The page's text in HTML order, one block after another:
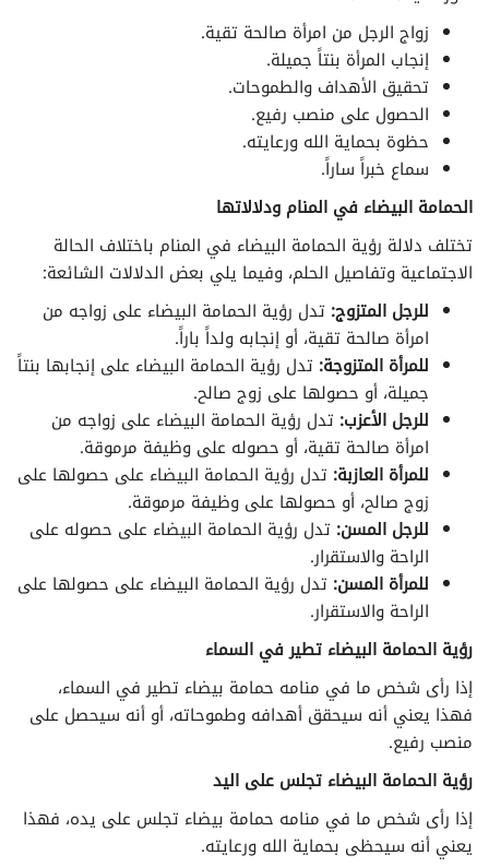
تفسير الأحلام لابن سيرين حرف الزاء
تفسير الأحلام لابن سيرين حرف السين
تفسير الأحلام لابن سيرين حرف الشين
تفسير الأحلام لابن سيرين حرف الصاد
تفسير الأحلام لابن سيرين حرف الضاد
تفسير الأحلام لابن سيرين حرف الطاء
تفسير الأحلام لابن سيرين حرف الظاء
تفسير الأحلام لابن سيرين حرف العين
تفسير الأحلام لابن سيرين حرف الغين
تفسير الأحلام لابن سيرين حرف الفاء
تفسير الأحلام لابن سيرين حرف القاف
تفسير الأحلام لابن سيرين حرف الكاف
تفسير الأحلام لابن سيرين حرف اللام
تفسير الأحلام لابن سيرين حرف الميم
تفسير الأحلام لابن سيرين حرف النون
زواج الرجل من امرأة صالحة تقية.
إنجاب المرأة بنتاً جميلة.
تحقيق الأهداف والطموحات.
الحصول على منصب رفيع.
حظوة بحماية الله ورعايته.
سماع خبراً ساراً.
الحمامة البيضاء في المنام ودلالاتها
تختلف دلالة رؤية الحمامة البيضاء في المنام باختلاف الحالة
الاجتماعية وتفاصيل الحلم، وفيما يلي بعض الدلالات الشائعة:
للرجل المتزوج: تدل رؤية الحمامة البيضاء على زواجه من
امرأة صالحة تقية، أو إنجابه ولداً باراً.
للمرأة المتزوجة: تدل رؤية الحمامة البيضاء على إنجابها بنتاً
جميلة، أو حصولها على زوج صالح.
للرجل الأعزب: تدل رؤية الحمامة البيضاء على زواجه من
امرأة صالحة تقية، أو حصوله على وظيفة مرموقة.
للمرأة العازبة: تدل رؤية الحمامة البيضاء على حصولها على
زوج صالح، أو حصولها على وظيفة مرموقة.
للرجل المسن: تدل رؤية الحمامة البيضاء على حصوله على
الراحة والاستقرار.
للمرأة المسن: تدل رؤية الحمامة البيضاء على حصولها على
الراحة والاستقرار.
رؤية الحمامة البيضاء تطير في السماء
إذا رأى شخص ما في منامه حمامة بيضاء تطير في السماء،
فهذا يعني أنه سيحقق أهدافه وطموحاته، أو أنه سيحصل على
منصب رفيع.
رؤية الحمامة البيضاء تجلس على اليد
إذا رأى شخص ما في منامه حمامة بيضاء تجلس على يده، فهذا
يعني أنه سيحظى بحماية الله ورعايته.